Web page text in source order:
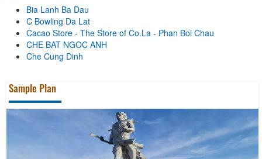
Bia Lanh Ba Dau
C Bowling Da Lat
Cacao Store - The Store of Co.La - Phan Boi Chau
CHE BAT NGOC ANH
Che Cung Dinh
Sample Plan